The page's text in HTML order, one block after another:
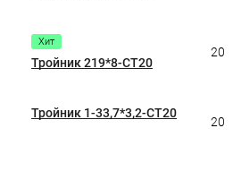
Хит
Тройник 219*8-СТ20
20
Тройник 1-33,7*3,2-СТ20
20